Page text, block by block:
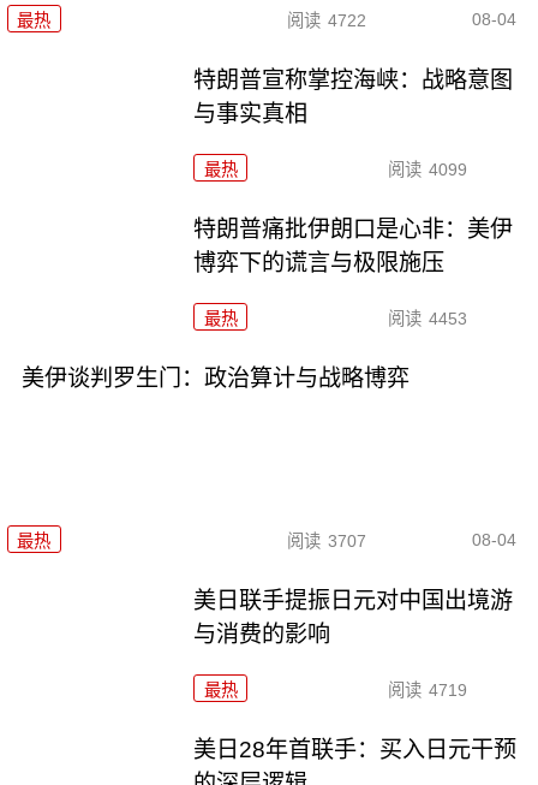
最热 阅读 4722 08-04
特朗普宣称掌控海峡：战略意图
与事实真相
最热 阅读 4099
特朗普痛批伊朗口是心非：美伊
博弈下的谎言与极限施压
最热 阅读 4453
美伊谈判罗生门：政治算计与战略博弈
最热 阅读 3707 08-04
美日联手提振日元对中国出境游
与消费的影响
最热 阅读 4719
美日28年首联手：买入日元干预